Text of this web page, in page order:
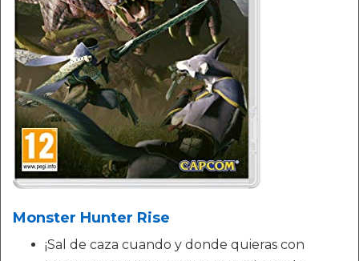
Monster Hunter Rise
¡Sal de caza cuando y donde quieras con